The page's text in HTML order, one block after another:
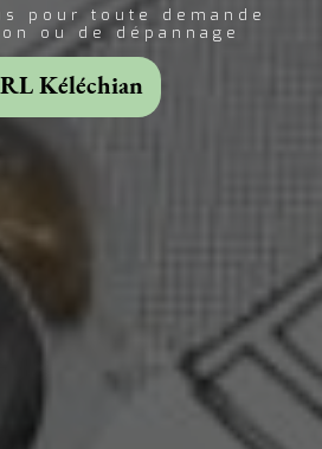
pour toute demande
ou de dépannage
Kéléchian